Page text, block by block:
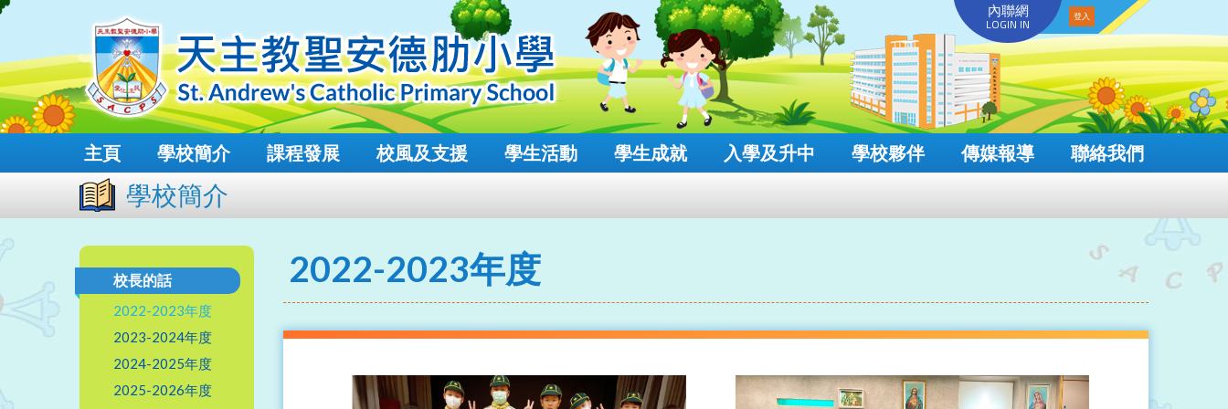
內聯網
LOGIN IN
主頁 學校簡介 課程發展 校風及支援 學生活動 學生成就 入學及升中 學校夥伴 傳媒報導 聯絡我們
學校簡介
校長的話
2022-2023年度
2023-2024年度
2024-2025年度
2025-2026年度
2022-2023年度